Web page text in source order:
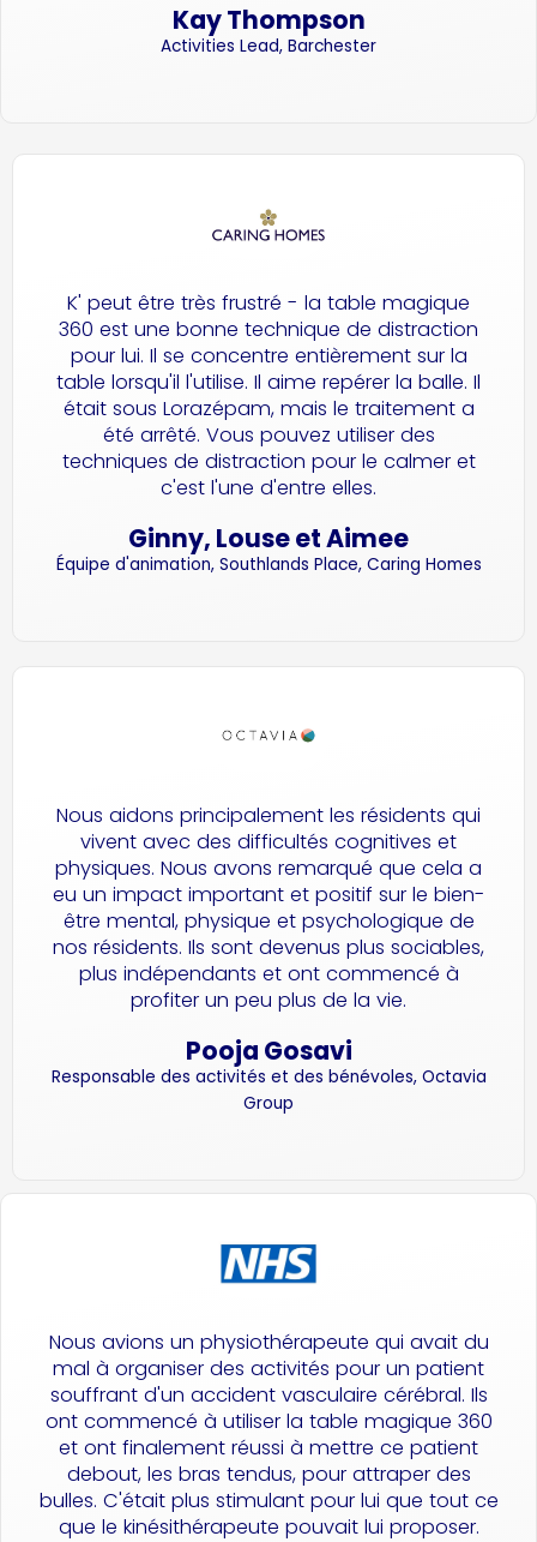
Kay Thompson
Activities Lead, Barchester
K' peut être très frustré - la table magique
360 est une bonne technique de distraction
pour lui. Il se concentre entièrement sur la
table lorsqu'il l'utilise. Il aime repérer la balle. Il
était sous Lorazépam, mais le traitement a
été arrêté. Vous pouvez utiliser des
techniques de distraction pour le calmer et
c'est l'une d'entre elles.
Ginny, Louse et Aimee
Équipe d'animation, Southlands Place, Caring Homes
Nous aidons principalement les résidents qui
vivent avec des difficultés cognitives et
physiques. Nous avons remarqué que cela a
eu un impact important et positif sur le bien-
être mental, physique et psychologique de
nos résidents. Ils sont devenus plus sociables,
plus indépendants et ont commencé à
profiter un peu plus de la vie.
Pooja Gosavi
Responsable des activités et des bénévoles, Octavia
Group
Nous avions un physiothérapeute qui avait du
mal à organiser des activités pour un patient
souffrant d'un accident vasculaire cérébral. Ils
ont commencé à utiliser la table magique 360
et ont finalement réussi à mettre ce patient
debout, les bras tendus, pour attraper des
bulles. C'était plus stimulant pour lui que tout ce
que le kinésithérapeute pouvait lui proposer.